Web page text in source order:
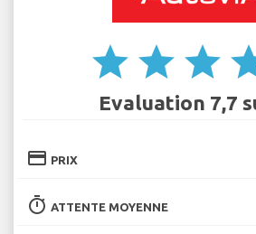
star star star
Evaluation 7,7
credit_card PRIX
timer ATTENTE MOYENNE